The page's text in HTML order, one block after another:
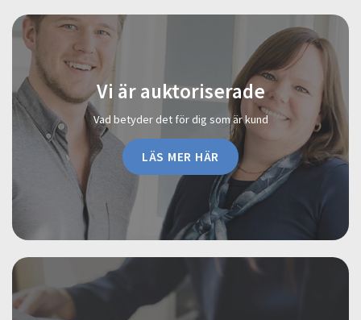
Vi är auktoriserade
Vad betyder det för dig som är kund
LÄS MER HÄR